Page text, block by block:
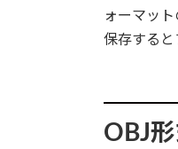
ォーマッ
保存すると
OBJ